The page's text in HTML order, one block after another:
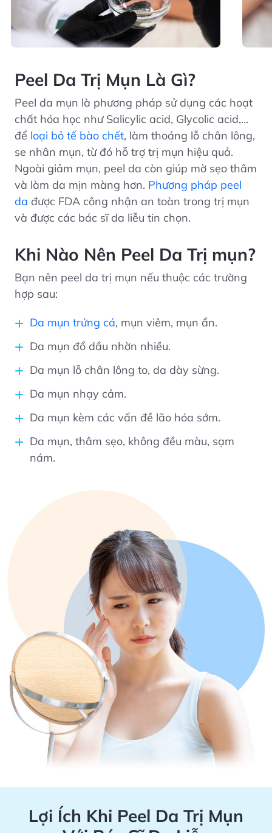
Peel Da Trị Mụn Là Gì?
Peel da mụn là phương pháp sử dụng các hoạt
chất hóa học như Salicylic acid, Glycolic acid,…
để loại bỏ tế bào chết, làm thoáng lỗ chân lông,
se nhân mụn, từ đó hỗ trợ trị mụn hiệu quả.
Ngoài giảm mụn, peel da còn giúp mờ sẹo thâm
và làm da mịn màng hơn. Phương pháp peel
da được FDA công nhận an toàn trong trị mụn
và được các bác sĩ da liễu tin chọn.
Khi Nào Nên Peel Da Trị mụn?
Bạn nên peel da trị mụn nếu thuộc các trường
hợp sau:
Da mụn trứng cá, mụn viêm, mụn ẩn.
Da mụn đổ dầu nhờn nhiều.
Da mụn lỗ chân lông to, da dày sừng.
Da mụn nhạy cảm.
Da mụn kèm các vấn đề lão hóa sớm.
Da mụn, thâm sẹo, không đều màu, sạm
nám.
Lợi Ích Khi Peel Da Trị Mụn